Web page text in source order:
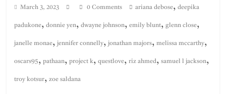
March 3, 2023 0 Comments ariana debose,deepika
padukone,donnie yen,dwayne johnson,emily blunt,glenn close,
janelle monae,jennifer connelly,jonathan majors,melissa mccarthy,
oscars95,pathaan,project k,questlove,riz ahmed,samuel l jackson,
troy kotsur,zoe saldana